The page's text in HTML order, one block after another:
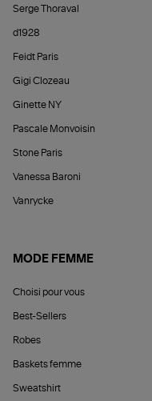
Serge Thoraval
d1928
Feidt Paris
Gigi Clozeau
Ginette NY
Pascale Monvoisin
Stone Paris
Vanessa Baroni
Vanrycke
MODE FEMME
Choisi pour vous
Best-Sellers
Robes
Baskets femme
Sweatshirt